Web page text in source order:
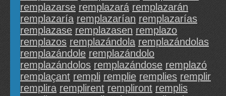
remplazarse remplazará remplazarán
remplazaría remplazarían remplazarías
remplazase remplazasen remplazo
remplazos remplazándola remplazándolas
remplazándole remplazándolo
remplazándolos remplazándose remplazó
remplaçant rempli remplie remplies remplir
remplira remplirent rempliront remplis